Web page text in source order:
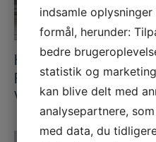
HJÆLP FRA START
RÅDGIVNING OG
VÆG
indsamle
formål, herunder:
bedre
statistik og
kan blive delt med
analysepartnere,
med data, du